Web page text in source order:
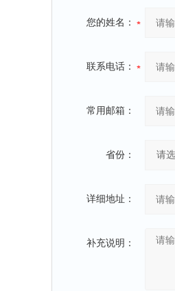
您的姓名：
联系电话：
常用邮箱：
省份：
详细地址：
补充说明：